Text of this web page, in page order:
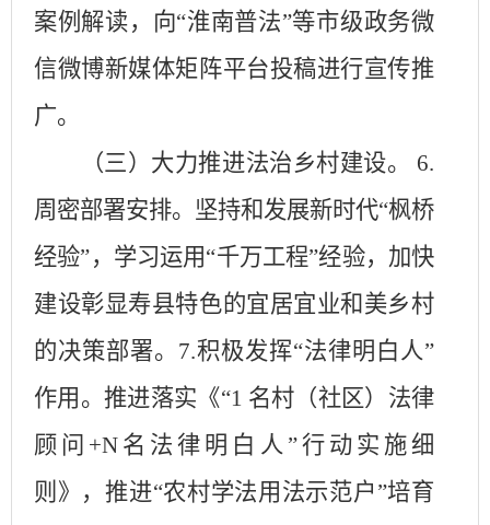
案例解读，向“淮南普法”等市级政务微
信微博新媒体矩阵平台投稿进行宣传推
广。
（三）大力推进法治乡村建设。
6.
周密部署安排。坚持和发展新时代“枫桥
经验”，学习运用“千万工程”经验，加快
建设彰显寿县特色的宜居宜业和美乡村
的决策部署。7.积极发挥“法律明白人”
作用。推进落实《“1 名村（社区）法律
顾问+N名法律明白人”行动实施细
则》，推进“农村学法用法示范户”培育